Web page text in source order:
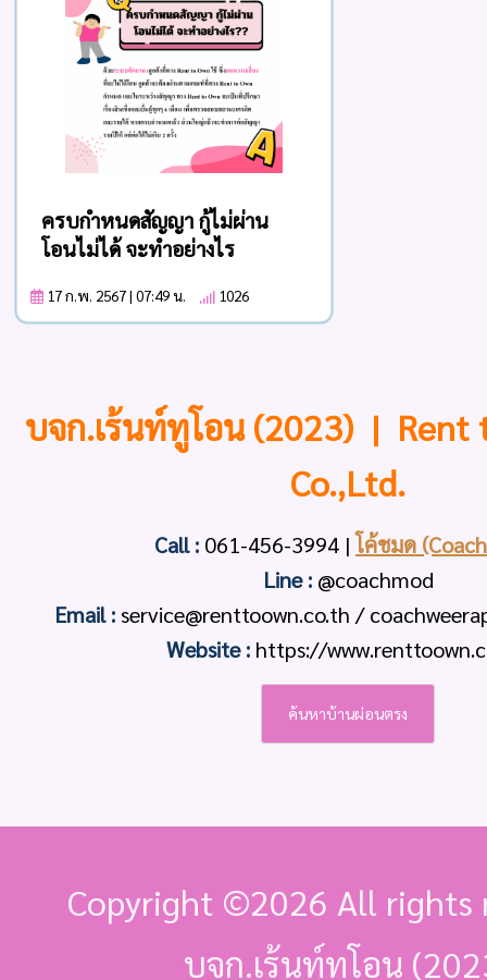
ครบกำหนดสัญญา กู้ไม่ผ่าน
โอนไม่ได้ จะทำอย่างไร
17 ก.พ. 2567 | 07:49 น. 1026
บจก.เร้นท์ทูโอน (2023) | Rent
Co.,Ltd.
Call : 061-456-3994 |โค้ชมด
Line : @coachmod
Email : service@renttoown.co.th /
Website : https://
ค้นหาบ้านผ่อนตรง
Copyright ©2026 All rights
บจก.เร้นท์ทูโอน